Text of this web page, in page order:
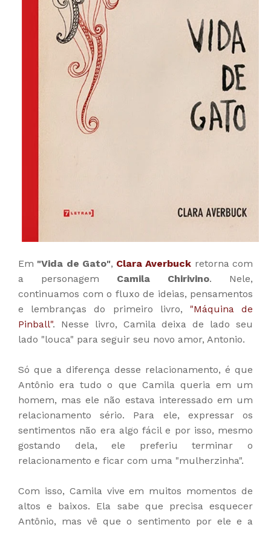
Em "Vida de Gato", Clara Averbuck retorna com
a personagem Camila Chirivino. Nele,
continuamos com o fluxo de ideias, pensamentos
e lembranças do primeiro livro, "Máquina de
Pinball". Nesse livro, Camila deixa de lado seu
lado "louca" para seguir seu novo amor, Antonio.
Só que a diferença desse relacionamento, é que
Antônio era tudo o que Camila queria em um
homem, mas ele não estava interessado em um
relacionamento sério. Para ele, expressar os
sentimentos não era algo fácil e por isso, mesmo
gostando dela, ele preferiu terminar o
relacionamento e ficar com uma "mulherzinha".
Com isso, Camila vive em muitos momentos de
altos e baixos. Ela sabe que precisa esquecer
Antônio, mas vê que o sentimento por ele e a